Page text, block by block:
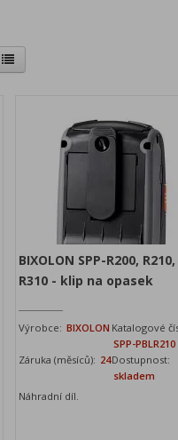
BIXOLON SPP-R200, R210,
R310 - klip na opasek
Výrobce: BIXOLON Katalogové
SPP-PBLR210
Záruka (měsíců): 24Dostupnost:
skladem
Náhradní díl.